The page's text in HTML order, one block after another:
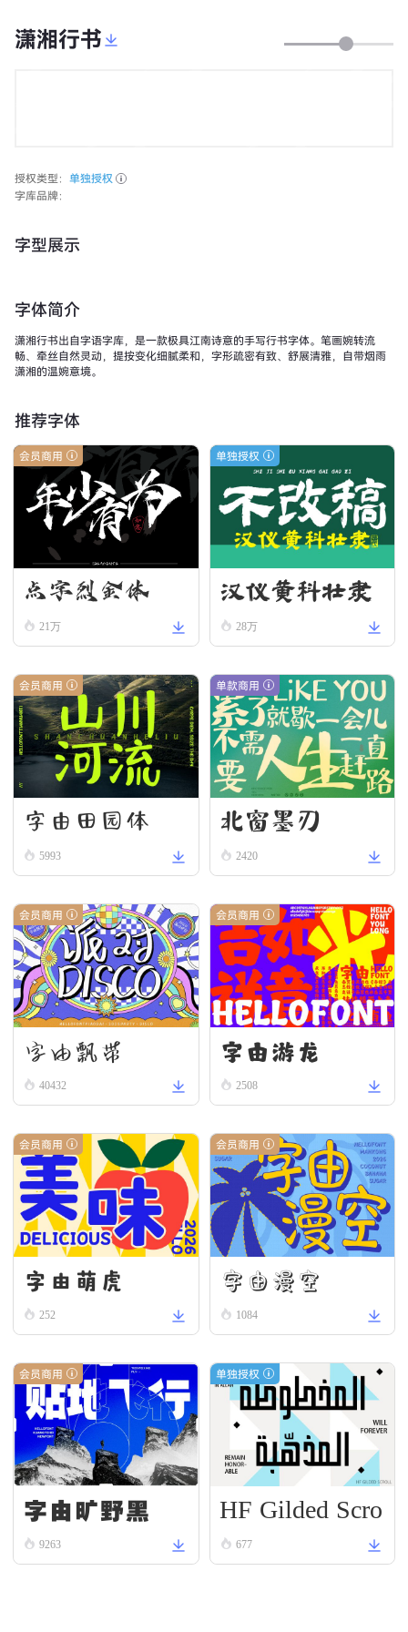
潇湘行书
授权类型： 单独授权
字库品牌：
字型展示
字体简介
潇湘行书出自字语字库，是一款极具江南诗意的手写行书字体。笔画婉转流
畅、牵丝自然灵动，提按变化细腻柔和，字形疏密有致、舒展清雅，自带烟雨
潇湘的温婉意境。
推荐字体
会员商用
点字烈金体
21万
单独授权
汉仪黄科壮隶
W28万
会员商用
字由田园体
5993
单款商用
北窗墨刃
2420
会员商用
字由飘带
40432
会员商用
字由游龙
2508
会员商用
字由萌虎
252
会员商用
字由漫空
1084
会员商用
字由旷野黑
9263
单独授权
HF Gilded Scro
ll 677